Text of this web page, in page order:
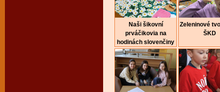
Naši šikovní
prváčikovia na
hodinách slovenčiny
Zeleninové
ŠKD